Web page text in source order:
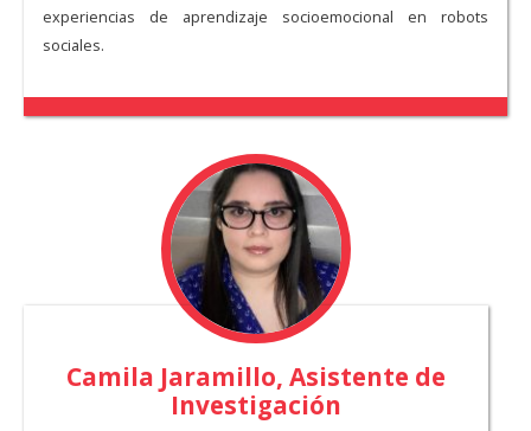
experiencias de aprendizaje socioemocional en robots
sociales.
Camila Jaramillo, Asistente de
Investigación